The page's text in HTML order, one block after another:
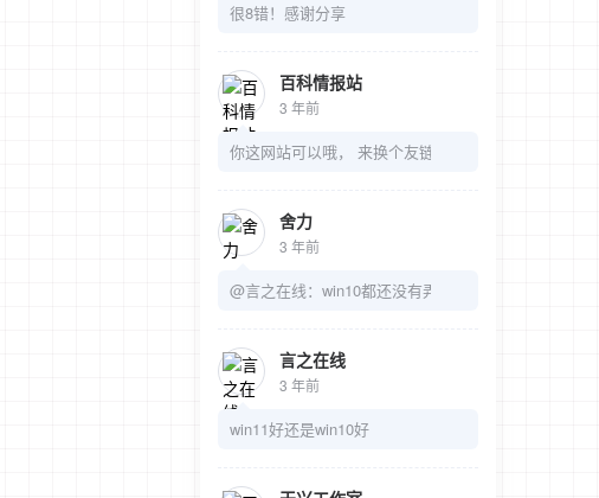
很8错！感谢分享
百科情报站
3 年前
你这网站可以哦， 来换个友链吧
舍力
3 年前
@言之在线：win10都还没有弄明白呢
言之在线
3 年前
win11好还是win10好